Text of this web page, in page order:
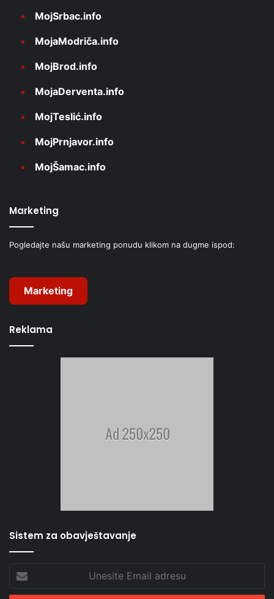
MojSrbac.info
MojaModriča.info
MojBrod.info
MojaDerventa.info
MojTeslić.info
MojPrnjavor.info
MojŠamac.info
Marketing
Pogledajte našu marketing ponudu klikom na dugme ispod:
Marketing
Reklama
Sistem za obavještavanje
Email
adresu